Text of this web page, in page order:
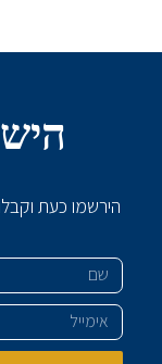
הירשמו כעת
שם